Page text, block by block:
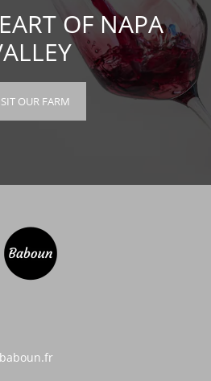
OF NAPA
OUR FARM